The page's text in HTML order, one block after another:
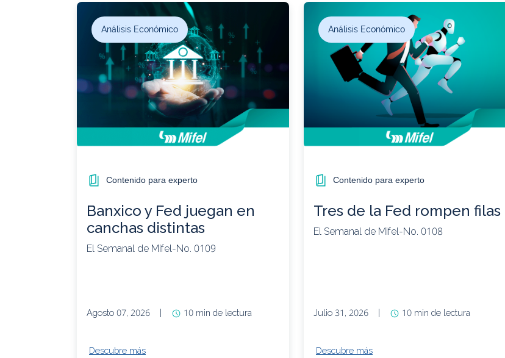
Análisis Económico
Contenido para experto
Banxico y Fed juegan en
canchas distintas
El Semanal de Mifel-No. 0109
Agosto 07, 2026 | 10 min de lectura
Descubre más
Análisis Económico
Contenido para experto
Tres de la Fed rompen filas
El Semanal de Mifel-No. 0108
Julio 31, 2026 | 10 min de lectura
Descubre más